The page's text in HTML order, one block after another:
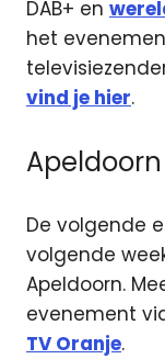
DAB+ en
het
vind je hier.
Apeldoorn
De volgende
volgende
Apeldoorn.
evenement
TV Oranje.